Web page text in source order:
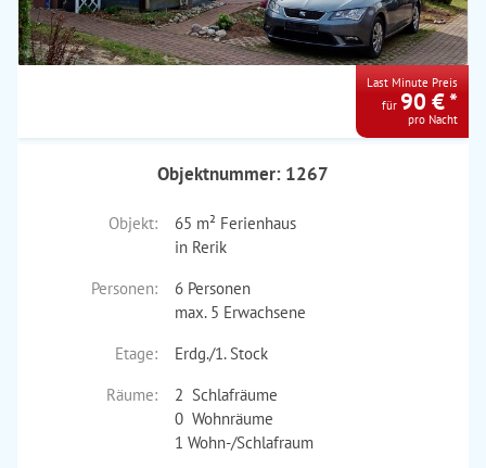
Last Minute Preis
für 90 € *
pro Nacht
Objektnummer: 1267
Objekt:
65 m² Ferienhaus
in Rerik
Personen:
6 Personen
max. 5 Erwachsene
Etage:
Erdg./1. Stock
Räume:
2 Schlafräume
0 Wohnräume
1 Wohn-/Schlafraum